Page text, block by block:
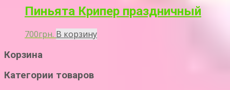
Пиньята Крипер праздничный
700грн. В корзину
Корзина
Категории товаров